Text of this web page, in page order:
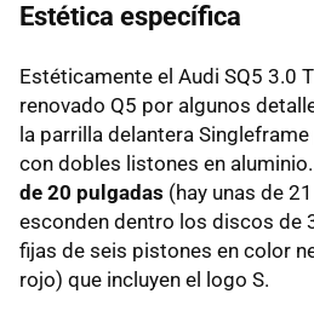
Estética específica
Estéticamente el Audi SQ5 3.0
renovado Q5 por algunos
la parrilla delantera
con dobles listones en
de 20 pulgadas (hay unas de
esconden dentro los discos de
fijas de seis pistones en color
rojo) que incluyen el logo S.